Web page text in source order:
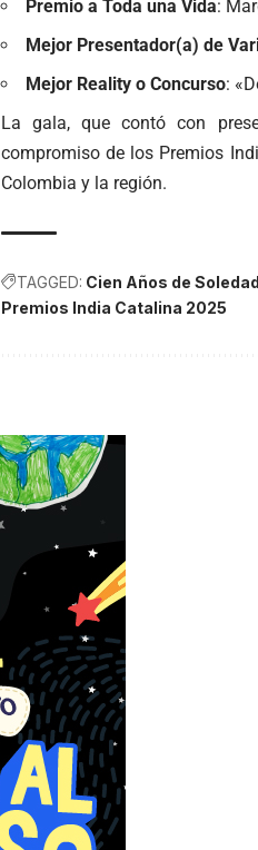
Premio a Toda una Vida:
Mejor Presentador(a) de
Mejor Reality o Concurso:
La gala, que contó con
compromiso de los Premios
Colombia y la región.​
TAGGED: Cien Años de Soledad
Premios India Catalina 2025